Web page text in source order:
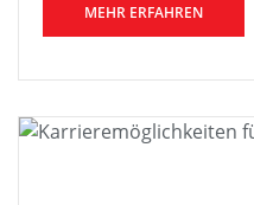
MEHR ERFAHREN